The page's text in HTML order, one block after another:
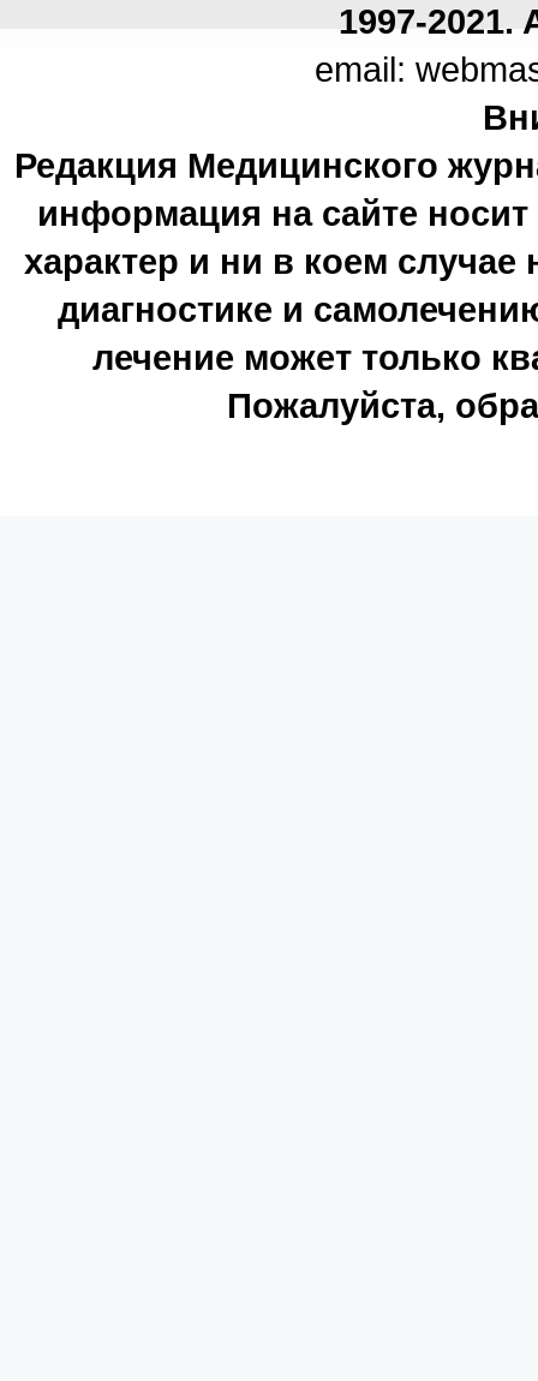
1997-2021.
email:
Редакция Медицинского
информация на сайте
характер и ни в коем
диагностике и
лечение может только
Пожалуйста,